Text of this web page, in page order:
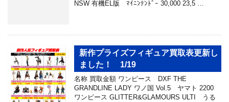
NSW 有機EL版 ﾏｲﾆﾝﾃﾝﾄﾞｰ 30,000 23,5 …
新作プライズフィギュア買取表更新し
ました！ 1/19
名称 買取金額 ワンピース DXF THE
GRANDLINE LADY ワノ国 Vol.5 ヤマト 2200
ワンピース GLITTER&GLAMOURS ULTI うる